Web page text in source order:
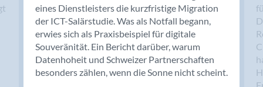
Benken (SG)
Bergdietikon
Berlin
Bern
Bern - Liebefeld
eines Dienstleisters die kurzfristige Migration
der ICT-Salärstudie. Was als Notfall begann,
erwies sich als Praxisbeispiel für digitale
Souveränität. Ein Bericht darüber, warum
Datenhoheit und Schweizer Partnerschaften
besonders zählen, wenn die Sonne nicht scheint.